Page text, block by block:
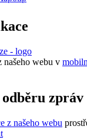
našeho webu v
zpráv
z našeho webu